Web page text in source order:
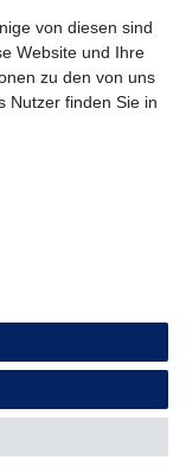
von diesen sind
Website und Ihre
zu den von uns
Nutzer finden Sie in